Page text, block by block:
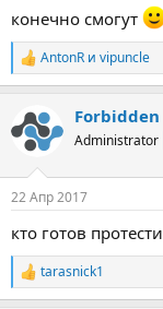
конечно смогут
Р
е
к
ц
и
AntonR и vipuncle
Forbidden
Administrator
22 Апр 2017
кто готов
Р
е
tarasnick1